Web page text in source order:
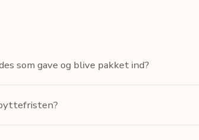
som gave og blive pakket ind?